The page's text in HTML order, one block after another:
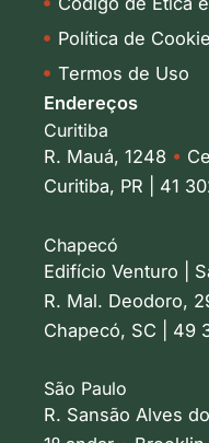
Política de
Termos de Uso
Endereços
Curitiba
R. Mauá, 1248 •
Curitiba, PR | 41
Chapecó
Edifício Venturo |
R. Mal. Deodoro,
Chapecó, SC | 49
São Paulo
R. Sansão Alves